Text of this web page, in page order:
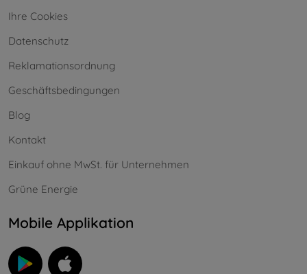
Ihre Cookies
Datenschutz
Reklamationsordnung
Geschäftsbedingungen
Blog
Kontakt
Einkauf ohne MwSt. für Unternehmen
Grüne Energie
Mobile Applikation